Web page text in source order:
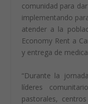
comunidad para
implementando
atender a la
Economy Rent a
y entrega de
“Durante la
líderes
pastorales,